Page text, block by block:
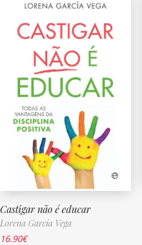
Castigar não é educar
Lorena García Vega
16.90€